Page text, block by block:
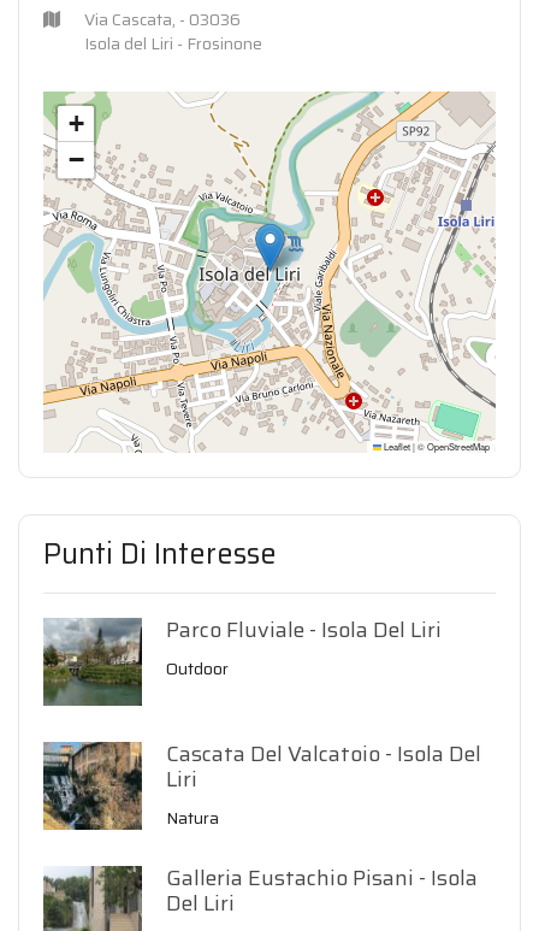
Via Cascata, - 03036
Isola del Liri - Frosinone
+
−
Leaflet|©OpenStreetMap
Punti Di Interesse
Parco Fluviale - Isola Del Liri
Outdoor
Cascata Del Valcatoio - Isola Del
Liri
Natura
Galleria Eustachio Pisani - Isola
Del Liri